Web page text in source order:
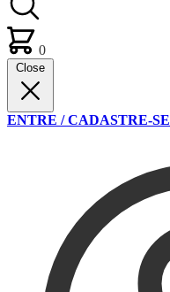
0
Close
ENTRE / CADASTRE-SE